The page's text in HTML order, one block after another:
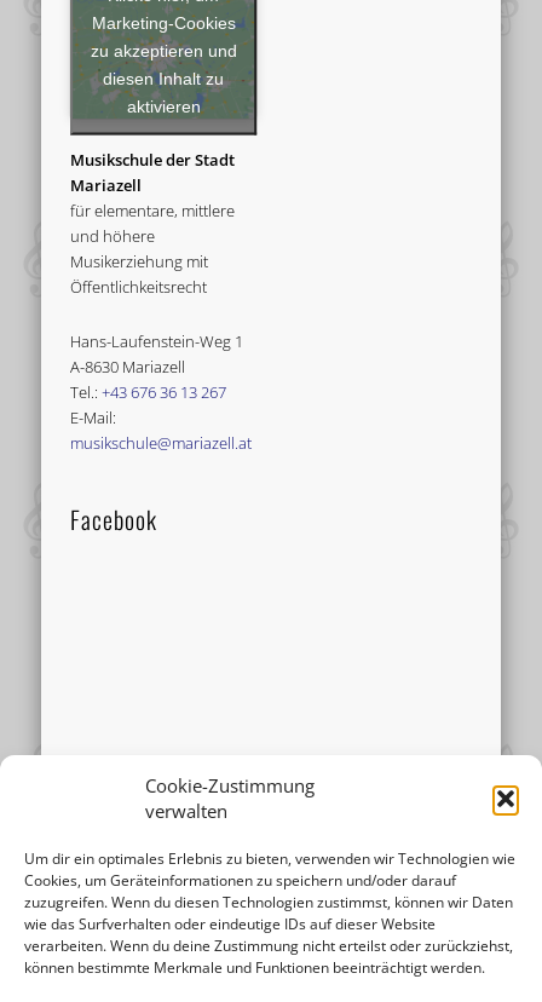
Cookie-Zustimmung
verwalten
Um dir ein optimales Erlebnis zu bieten, verwenden wir Technologien wie
Cookies, um Geräteinformationen zu speichern und/oder darauf
zuzugreifen. Wenn du diesen Technologien zustimmst, können wir Daten
wie das Surfverhalten oder eindeutige IDs auf dieser Website
verarbeiten. Wenn du deine Zustimmung nicht erteilst oder zurückziehst,
können bestimmte Merkmale und Funktionen beeinträchtigt werden.
Marketing-Cookies
zu akzeptieren und
diesen Inhalt zu
aktivieren
Musikschule der Stadt
Mariazell
für elementare, mittlere
und höhere
Musikerziehung mit
Öffentlichkeitsrecht
Hans-Laufenstein-Weg 1
A-8630 Mariazell
Tel.:+43 676 36 13 267
E-Mail:
musikschule@mariazell.at
Facebook
© 2026 Musikschule Mariazell |Impressum|
Datenschutzerklärung | Design byIhr Internettischler